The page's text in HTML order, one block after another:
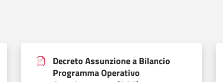
Decreto Assunzione a Bilancio
Programma Operativo